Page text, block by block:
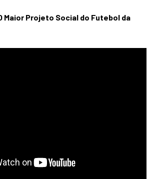
Maior Projeto Social do Futebol da